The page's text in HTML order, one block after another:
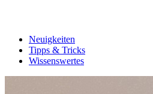
Neuigkeiten
Tipps & Tricks
Wissenswertes